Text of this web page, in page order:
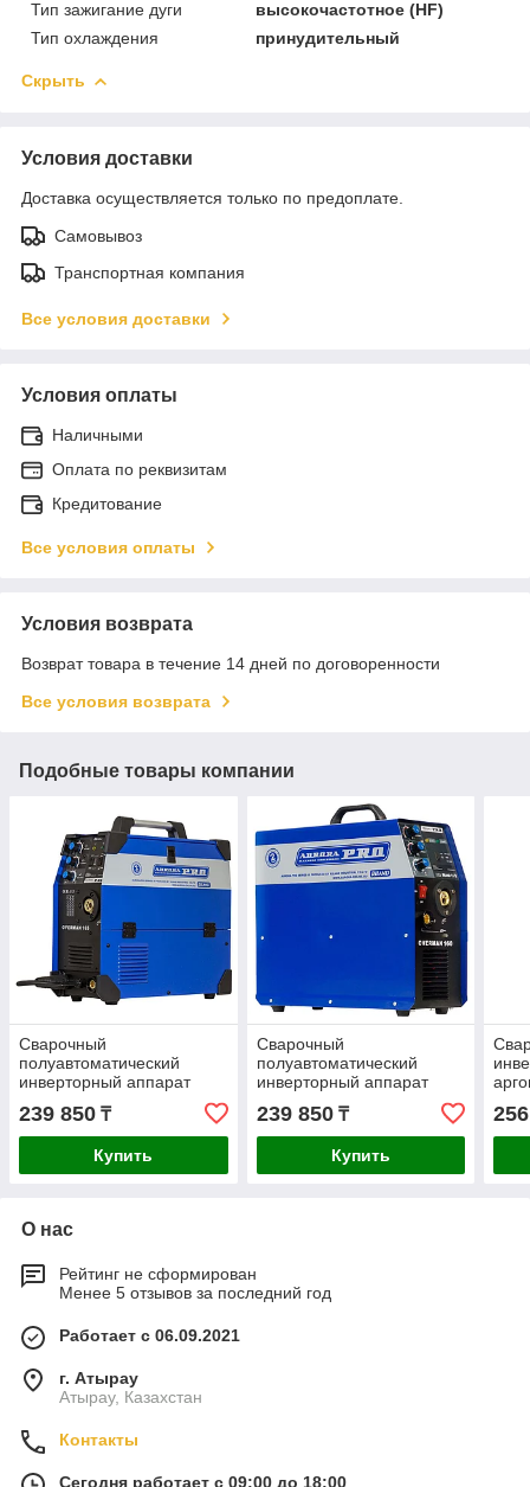
Тип зажигание дуги
высокочастотное (HF)
Тип охлаждения
принудительный
Скрыть
Условия доставки
Доставка осуществляется только по предоплате.
Самовывоз
Транспортная компания
Все условия доставки
Условия оплаты
Наличными
Оплата по реквизитам
Кредитование
Все условия оплаты
Условия возврата
Возврат товара в течение 14 дней по договоренности
Все условия возврата
Подобные товары компании
Сварочный
полуавтоматический
инверторный аппарат
Aurora-Pro OVERMAN 165
26642
239 850 ₸
Купить
Сварочный
полуавтоматический
инверторный аппарат
Aurora-Pro OVERMAN 160
13710
239 850₸
Купить
О нас
Рейтинг не сформирован
Менее 5 отзывов за последний год
Работает с 06.09.2021
г. Атырау
Атырау, Казахстан
Контакты
Сегодня работает с 09:00 до 18:00